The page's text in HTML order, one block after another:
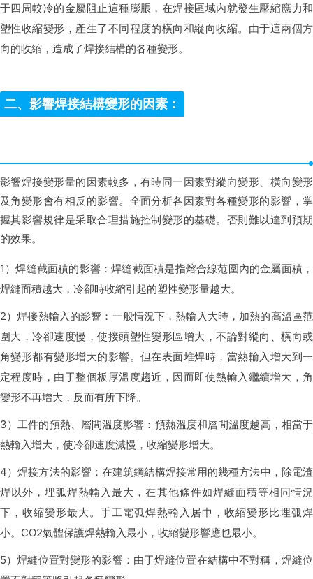
于四周較冷的金屬阻止這種膨脹，在焊接區域內就發生壓縮應力和
塑性收縮變形，產生了不同程度的橫向和縱向收縮。由于這兩個方
向的收縮，造成了焊接結構的各種變形。
二、影響焊接結構變形的因素：
影響焊接變形量的因素較多，有時同一因素對縱向變形、橫向變形
及角變形會有相反的影響。全面分析各因素對各種變形的影響，掌
握其影響規律是采取合理措施控制變形的基礎。否則難以達到預期
的效果。
1）焊縫截面積的影響：焊縫截面積是指熔合線范圍內的金屬面積，
焊縫面積越大，冷卻時收縮引起的塑性變形量越大。
2）焊接熱輸入的影響：一般情況下，熱輸入大時，加熱的高溫區范
圍大，冷卻速度慢，使接頭塑性變形區增大，不論對縱向、橫向或
角變形都有變形增大的影響。但在表面堆焊時，當熱輸入增大到一
定程度時，由于整個板厚溫度趨近，因而即使熱輸入繼續增大，角
變形不再增大，反而有所下降。
3）工件的預熱、層間溫度影響：預熱溫度和層間溫度越高，相當于
熱輸入增大，使冷卻速度減慢，收縮變形增大。
4）焊接方法的影響：在建筑鋼結構焊接常用的幾種方法中，除電渣
焊以外，埋弧焊熱輸入最大，在其他條件如焊縫面積等相同情況
下，收縮變形最大。手工電弧焊熱輸入居中，收縮變形比埋弧焊
小。CO2氣體保護焊熱輸入最小，收縮變形響應也最小。
5）焊縫位置對變形的影響：由于焊縫位置在結構中不對稱，焊縫位